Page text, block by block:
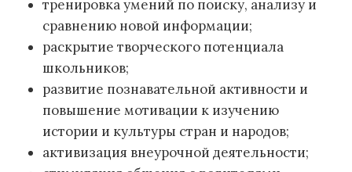
тренировка умений по поиску, анализу и
сравнению новой информации;
раскрытие творческого потенциала
школьников;
развитие познавательной активности и
повышение мотивации к изучению
истории и культуры стран и народов;
активизация внеурочной деятельности;